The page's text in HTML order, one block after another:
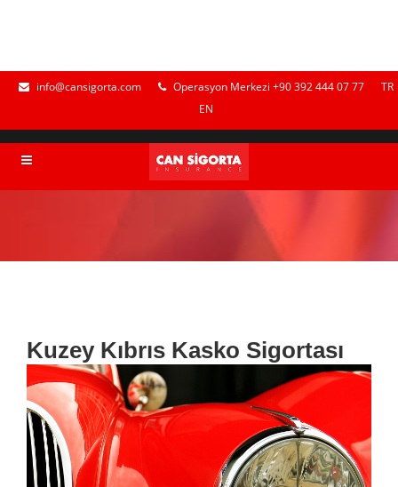
info@cansigorta.com Operasyon Merkezi +90 392 444 07 77
TR
EN
Kuzey Kıbrıs Kasko Sigortası